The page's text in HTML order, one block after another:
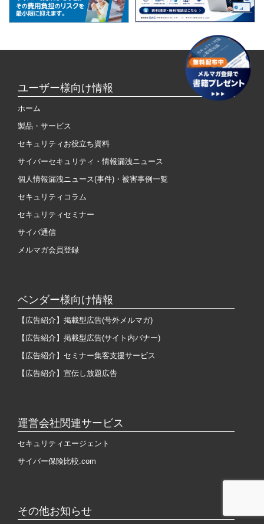
ユーザー様向け情報
ホーム
製品・サービス
セキュリティお役立ち資料
サイバーセキュリティ・情報漏洩ニュース
個人情報漏洩ニュース(事件)・被害事例一覧
セキュリティコラム
セキュリティセミナー
サイバ通信
メルマガ会員登録
ベンダー様向け情報
【広告紹介】掲載型広告(号外メルマガ)
【広告紹介】掲載型広告(サイト内バナー)
【広告紹介】セミナー集客支援サービス
【広告紹介】宣伝し放題広告
運営会社関連サービス
セキュリティエージェント
サイバー保険比較.com
その他お知らせ